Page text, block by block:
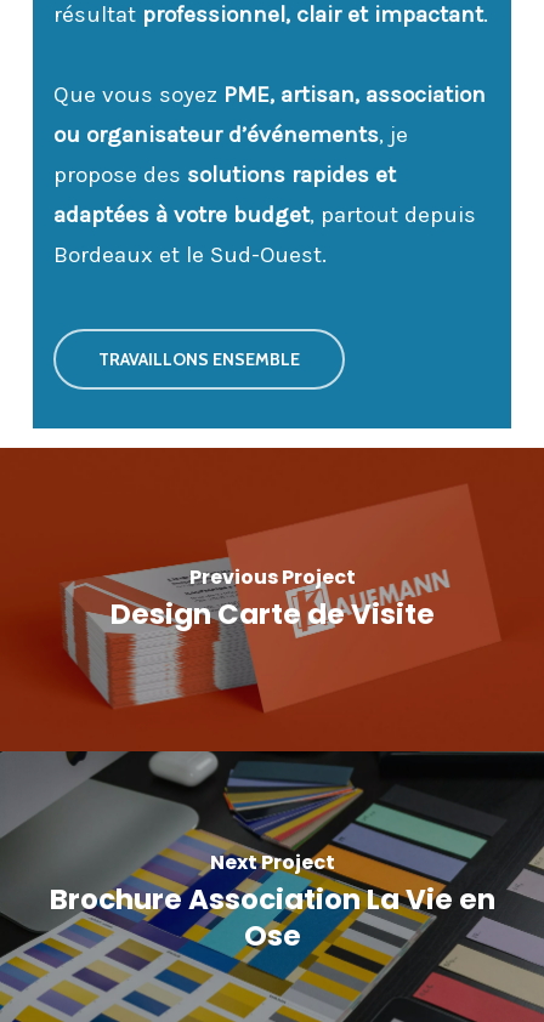
résultat professionnel, clair et impactant.
Que vous soyez PME, artisan, association
ou organisateur d’événements, je
propose des solutions rapides et
adaptées à votre budget, partout depuis
Bordeaux et le Sud-Ouest.
TRAVAILLONS ENSEMBLE
Previous Project
Design Carte de Visite
Next Project
Brochure Association La Vie en
Ose